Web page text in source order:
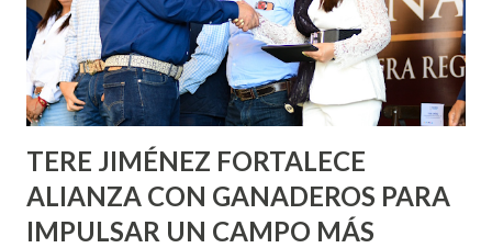
llevará este programa a Villas de Nuestra Señora de la
Asunción, Avenida Alameda y Decreto 27 de Septiembre, en
los edificios FOVISSSTE Ojo de Agua, en la comunidad
Norias de Paso Hondo y en los edificios de...
TERE JIMÉNEZ FORTALECE
ALIANZA CON GANADEROS PARA
IMPULSAR UN CAMPO MÁS